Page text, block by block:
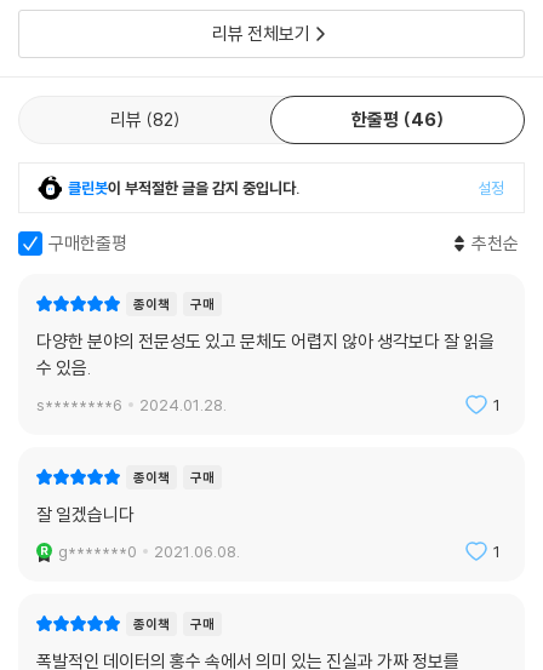
미래예측의 패러다임을 바꾼 핵심적 통찰
실버는 한 분야를 파면서 세부사항은 무시한 채 큰 아이디어를 추구하는
사람보다는 여러 분야의 지식을 아우르며 다양한 시도를 하는 사람, 실수
를 인정하는 자아비판이 가능하며 복잡한 상황과 정보를 잘 견디고 조심스
고 말한다.
미래예측은 마술 같은 방식으로 이루어지지 않는다. 저자는, 우선 손에 넣
등을 이용해 신중하게 예측한 뒤 그 결론의 불완전성을 인정한 채로 천천
담은 신호인지 의미 없는 소음인지 구별하고 이를 바탕으로 예측의 진위를
수 있는 것을 예측하는 용기, 그리고 그 차이를 아는 지혜가 필요하다.
때로 예측에서 중요한 것은 절대적 정확성이 아니라 ‘경쟁 속에서의 상대
적 정확성’이다. 경쟁은 더 나은 예측의 필수 요소다. 그러나 예측하는 이가
지어 처참한 결과를 낳기도 한다. 예측가 스스로가 아직은 자신이 초보적
정확한 예측이 나온다. 예측가의 동기는 정치적인 목적이 아니라 진리 추
리뷰 전체보기
리뷰 82 한줄평 46
클린봇이 부적절한 글을 감지 중입니다. 설정
구매한줄평 추천순
종이책 구매
다양한 분야의 전문성도 있고 문체도 어렵지 않아 생각보다 잘 읽을
수 있음.
s********6 2024.01.28. 1
종이책 구매
잘 일겠습니다
g*******0 2021.06.08. 1
종이책 구매
폭발적인 데이터의 홍수 속에서 의미 있는 진실과 가짜 정보를